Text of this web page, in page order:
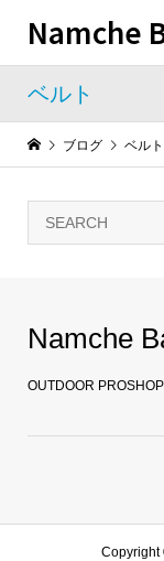
Namche
ベルト
ブログ ベルト
Namche
OUTDOOR
Copyright